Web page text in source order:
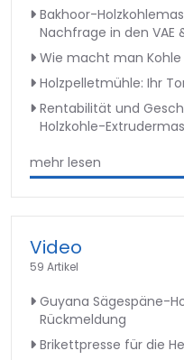
Bakhoor-
Nachfrage in den
Wie macht man Kohle
Holzpelletmühle: Ihr
Rentabilität und
Holzkohle-
mehr lesen
Video
59 Artikel
Guyana Sägespäne-
Rückmeldung
Brikettpresse für die